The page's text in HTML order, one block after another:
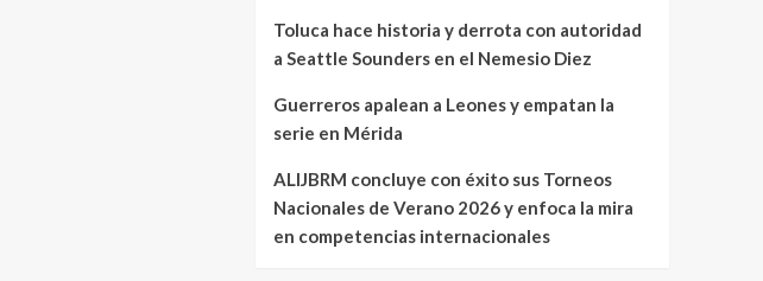
Toluca hace historia y derrota con autoridad
a Seattle Sounders en el Nemesio Diez
Guerreros apalean a Leones y empatan la
serie en Mérida
ALIJBRM concluye con éxito sus Torneos
Nacionales de Verano 2026 y enfoca la mira
en competencias internacionales